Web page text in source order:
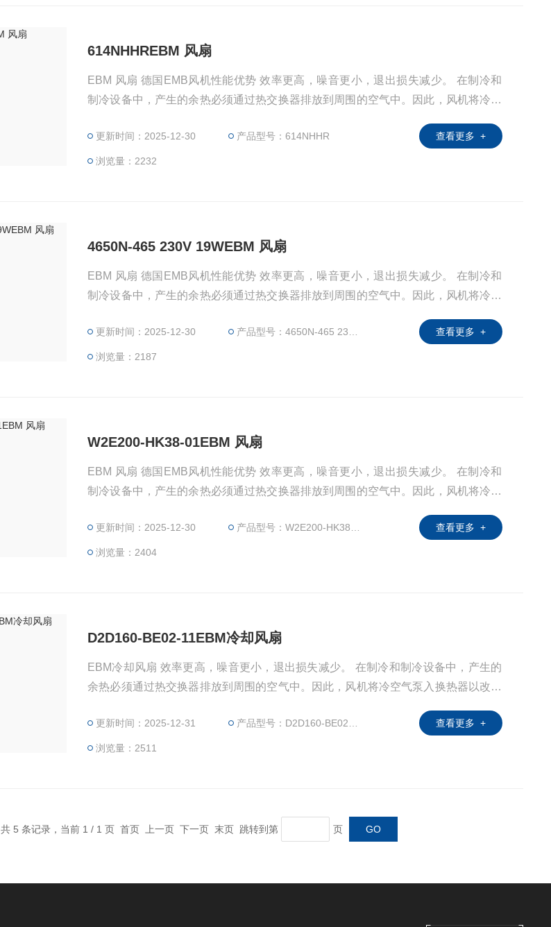
614NHHREBM 风扇
EBM 风扇 德国EMB风机性能优势 效率更高，噪音更小，退出损失减少。 在制冷和
制冷设备中，产生的余热必须通过热交换器排放到周围的空气中。因此，风机将冷空
项。一种新型的无源元件，即所谓的扩散器，可大大提高效率和噪音。其增压效果可
zui大限度地减少出口损失，并使风扇更容易适应商用热交换器。
更新时间：2025-12-30 产品型号：614NHHR
浏览量：2232
查看更多 +
4650N-465 230V 19WEBM 风扇
EBM 风扇 德国EMB风机性能优势 效率更高，噪音更小，退出损失减少。 在制冷和
制冷设备中，产生的余热必须通过热交换器排放到周围的空气中。因此，风机将冷空
项。一种新型的无源元件，即所谓的扩散器，可大大提高效率和噪音。其增压效果可
zui大限度地减少出口损失，并使风扇更容易适应商用热交换器。
更新时间：2025-12-30 产品型号：4650N-465 230V 19W
浏览量：2187
查看更多 +
W2E200-HK38-01EBM 风扇
EBM 风扇 德国EMB风机性能优势 效率更高，噪音更小，退出损失减少。 在制冷和
制冷设备中，产生的余热必须通过热交换器排放到周围的空气中。因此，风机将冷空
项。一种新型的无源元件，即所谓的扩散器，可大大提高效率和噪音。其增压效果可
zui大限度地减少出口损失，并使风扇更容易适应商用热交换器。
更新时间：2025-12-30 产品型号：W2E200-HK38-01
浏览量：2404
查看更多 +
D2D160-BE02-11EBM冷却风扇
EBM冷却风扇 效率更高，噪音更小，退出损失减少。 在制冷和制冷设备中，产生的
余热必须通过热交换器排放到周围的空气中。因此，风机将冷空气泵入换热器以改善
元件，即所谓的扩散器，可大大提高效率和噪音。其增压效果可zui大限度地减少出口
损失，并使风扇更容易适应商用热交换器。 每种介质只能吸收一定量的开尔文热量。
更新时间：2025-12-31 产品型号：D2D160-BE02-11
浏览量：2511
查看更多 +
共 5 条记录，当前 1 / 1 页 首页 上一页 下一页 末页 跳转到第 页